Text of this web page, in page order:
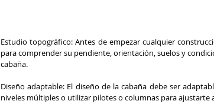
Estudio topográfico: Antes de empezar cualquier
para comprender su pendiente, orientación, suelos y
cabaña.
Diseño adaptable: El diseño de la cabaña debe ser
niveles múltiples o utilizar pilotes o columnas para ajustarte